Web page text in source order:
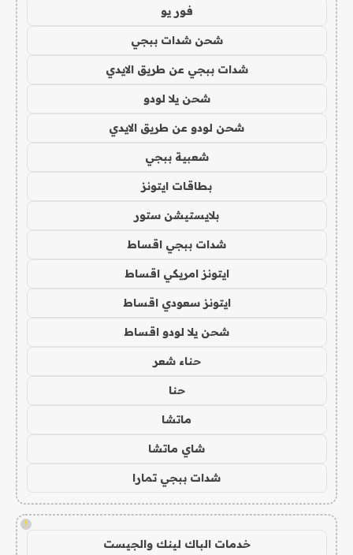
فور يو
شحن شدات ببجي
شدات ببجي عن طريق الايدي
شحن يلا لودو
شحن لودو عن طريق الايدي
شعبية ببجي
بطاقات ايتونز
بلايستيشن ستور
شدات ببجي اقساط
ايتونز امريكي اقساط
ايتونز سعودي اقساط
شحن يلا لودو اقساط
حناء شعر
حنا
ماتشا
شاي ماتشا
شدات ببجي تمارا
!
خدمات الباك لينك والجيست